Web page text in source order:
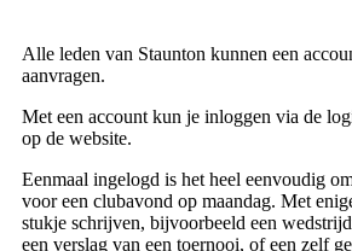
Alle leden van Staunton kunnen een
aanvragen.
Met een account kun je inloggen via de
op de website.
Eenmaal ingelogd is het heel eenvoudig
voor een clubavond op maandag. Met
stukje schrijven, bijvoorbeeld een
een verslag van een toernooi, of een zelf